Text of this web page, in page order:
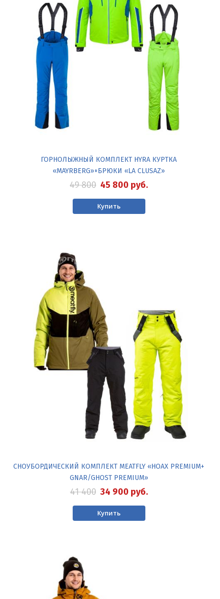
ГОРНОЛЫЖНЫЙ КОМПЛЕКТ HYRA КУРТКА
«MAYRBERG»+БРЮКИ «LA CLUSAZ»
49 800 45 800 руб.
Купить
СНОУБОРДИЧЕСКИЙ КОМПЛЕКТ MEATFLY «HOAX PREMIUM+
GNAR/GHOST PREMIUM»
41 400 34 900 руб.
Купить